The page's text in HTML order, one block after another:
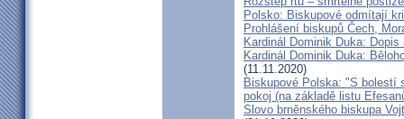
Polsko: Biskupové odmítají
Prohlášení biskupů Čech,
Kardinál Dominik Duka:
Kardinál Dominik Duka:
(11.11.2020)
Biskupové Polska: "S bolestí
pokoj (na základě listu
Slovo brněnského biskupa